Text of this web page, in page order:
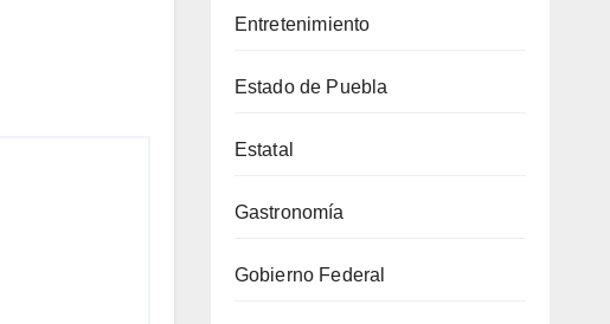
Entretenimiento
Estado de Puebla
Estatal
Gastronomía
Gobierno Federal